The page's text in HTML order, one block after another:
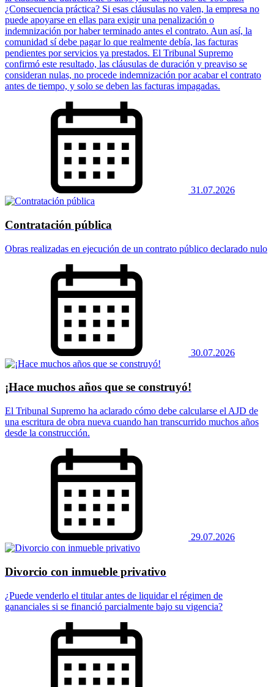
¿Consecuencia práctica? Si esas cláusulas no valen, la empresa no
puede apoyarse en ellas para exigir una penalización o
indemnización por haber terminado antes el contrato. Aun así, la
comunidad sí debe pagar lo que realmente debía, las facturas
pendientes por servicios ya prestados. El Tribunal Supremo
confirmó este resultado, las cláusulas de duración y preaviso se
consideran nulas, no procede indemnización por acabar el contrato
antes de tiempo, y solo se deben las facturas impagadas.
31.07.2026
Contratación pública
Obras realizadas en ejecución de un contrato público declarado nulo
30.07.2026
¡Hace muchos años que se construyó!
El Tribunal Supremo ha aclarado cómo debe calcularse el AJD de
una escritura de obra nueva cuando han transcurrido muchos años
desde la construcción.
29.07.2026
Divorcio con inmueble privativo
¿Puede venderlo el titular antes de liquidar el régimen de
gananciales si se financió parcialmente bajo su vigencia?